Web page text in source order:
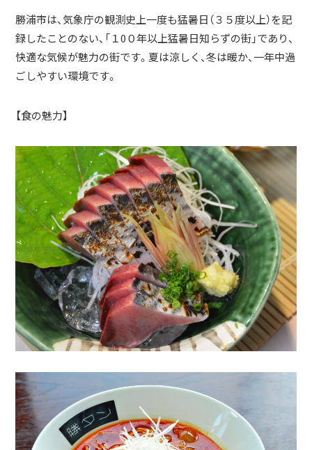
勝浦市は、気象庁の観測史上一度も猛暑日（３５度以上）を記
録したことのない、「１0０年以上猛暑日知らずの街」であり、
快適な気候が魅力の街です。夏は涼しく、冬は暖か、一年中過
ごしやすい環境です。
【食の魅力】